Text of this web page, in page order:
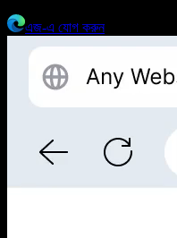
এজ-এ যোগ করুন